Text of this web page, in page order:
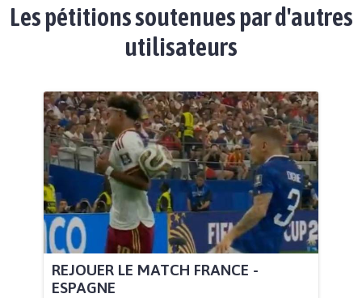
Les pétitions soutenues par d'autres
utilisateurs
REJOUER LE MATCH FRANCE -
ESPAGNE